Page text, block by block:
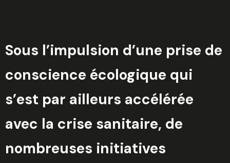
Sous l’impulsion d’une prise de
conscience écologique qui
s’est par ailleurs accélérée
avec la crise sanitaire, de
nombreuses initiatives